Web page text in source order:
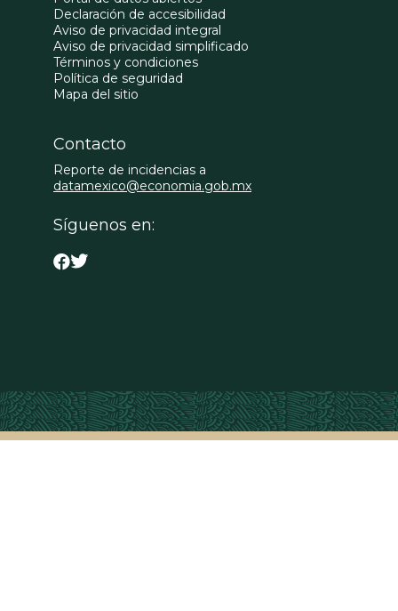
Declaración de accesibilidad
Aviso de privacidad integral
Aviso de privacidad simplificado
Términos y condiciones
Política de seguridad
Mapa del sitio
Contacto
Reporte de incidencias a
datamexico@economia.gob.mx
Síguenos en: